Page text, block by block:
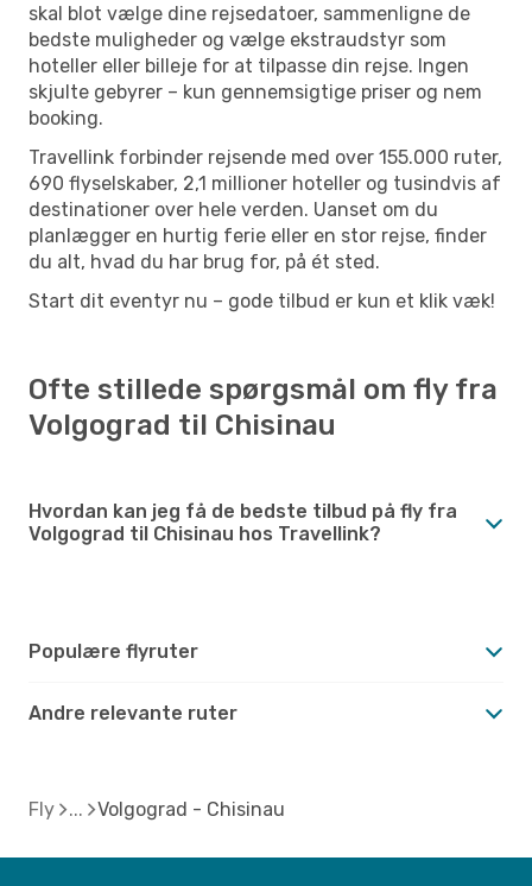
skal blot vælge dine rejsedatoer, sammenligne de
bedste muligheder og vælge ekstraudstyr som
hoteller eller billeje for at tilpasse din rejse. Ingen
skjulte gebyrer – kun gennemsigtige priser og nem
booking.
Travellink forbinder rejsende med over 155.000 ruter,
690 flyselskaber, 2,1 millioner hoteller og tusindvis af
destinationer over hele verden. Uanset om du
planlægger en hurtig ferie eller en stor rejse, finder
du alt, hvad du har brug for, på ét sted.
Start dit eventyr nu – gode tilbud er kun et klik væk!
Ofte stillede spørgsmål om fly fra
Volgograd til Chisinau
Hvordan kan jeg få de bedste tilbud på fly fra
Volgograd til Chisinau hos Travellink?
Populære flyruter
Andre relevante ruter
Fly Volgograd - Chisinau